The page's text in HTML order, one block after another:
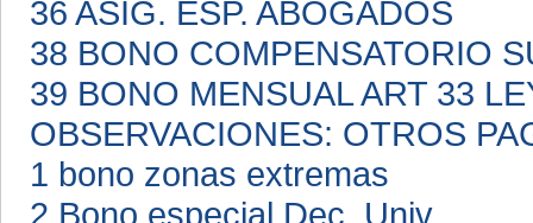
36 ASIG. ESP. ABOGADOS
38 BONO COMPENSATORIO
39 BONO MENSUAL ART 33
OBSERVACIONES: OTROS
1 bono zonas extremas
2 Bono especial Dec. Univ